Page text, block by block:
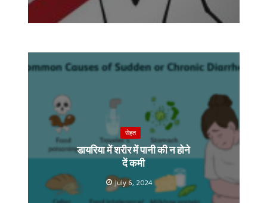
सेहत
डायरिया में शरीर में पानी की न होने
दें कमी
July 6, 2024